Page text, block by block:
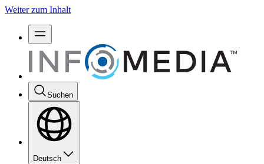
Weiter zum Inhalt
Suchen
Deutsch